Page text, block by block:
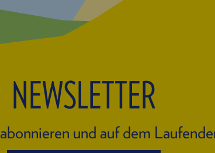
NEWSLETTER
und auf dem